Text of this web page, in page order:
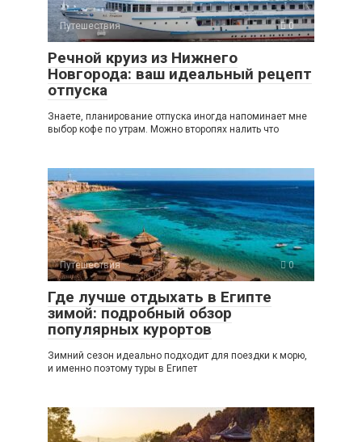
Путешествия 0
Речной круиз из Нижнего
Новгорода: ваш идеальный рецепт
отпуска
Знаете, планирование отпуска иногда напоминает мне
выбор кофе по утрам. Можно второпях налить что
Путешествия 0
Где лучше отдыхать в Египте
зимой: подробный обзор
популярных курортов
Зимний сезон идеально подходит для поездки к морю,
и именно поэтому туры в Египет